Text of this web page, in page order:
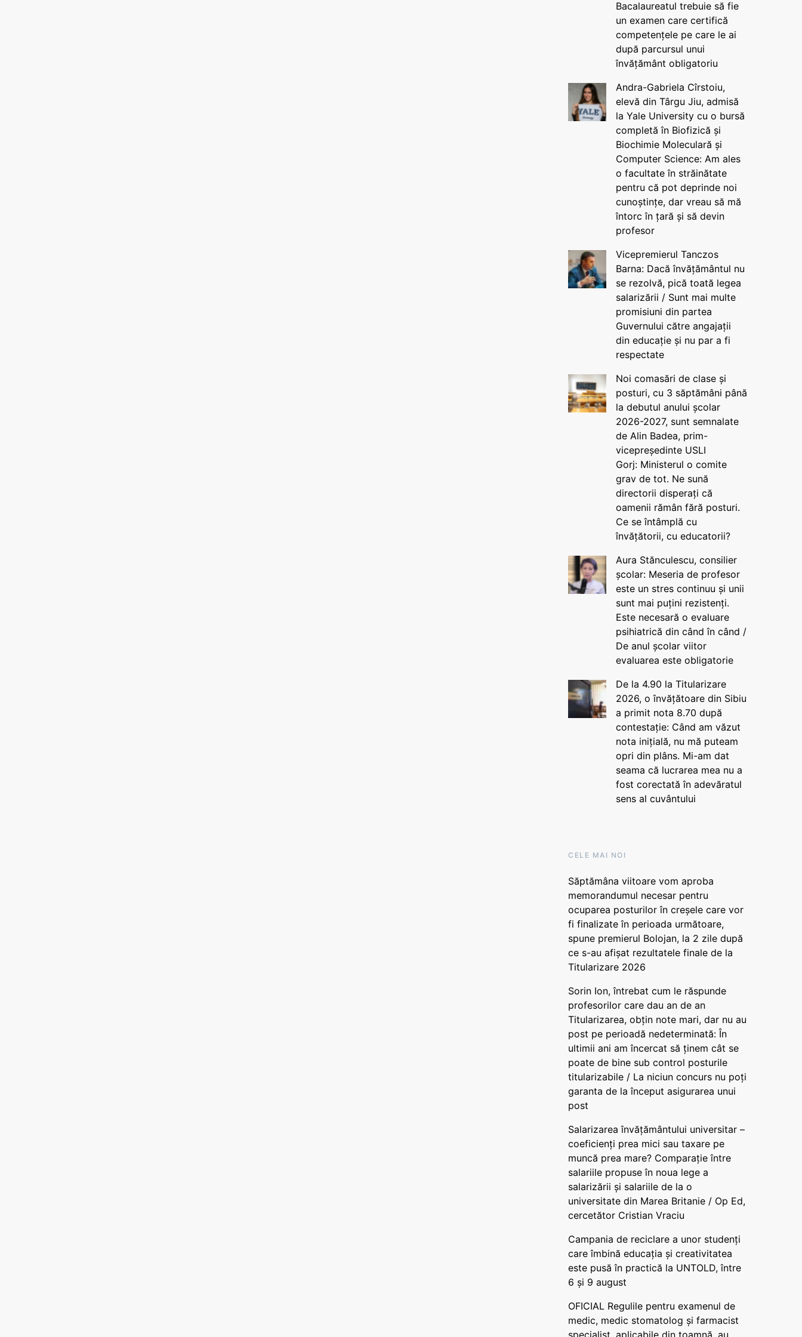
Bacalaureatul trebuie să fie
un examen care certifică
competențele pe care le ai
după parcursul unui
învățământ obligatoriu
Andra-Gabriela Cîrstoiu,
elevă din Târgu Jiu, admisă
la Yale University cu o bursă
completă în Biofizică și
Biochimie Moleculară și
Computer Science: Am ales
o facultate în străinătate
pentru că pot deprinde noi
cunoștințe, dar vreau să mă
întorc în țară și să devin
profesor
Vicepremierul Tanczos
Barna: Dacă învățământul nu
se rezolvă, pică toată legea
salarizării / Sunt mai multe
promisiuni din partea
Guvernului către angajații
din educație și nu par a fi
respectate
Noi comasări de clase și
posturi, cu 3 săptămâni până
la debutul anului școlar
2026-2027, sunt semnalate
de Alin Badea, prim-
vicepreședinte USLI
Gorj: Ministerul o comite
grav de tot. Ne sună
directorii disperați că
oamenii rămân fără posturi.
Ce se întâmplă cu
învățătorii, cu educatorii?
Aura Stănculescu, consilier
școlar: Meseria de profesor
este un stres continuu și unii
sunt mai puțini rezistenți.
Este necesară o evaluare
psihiatrică din când în când /
De anul școlar viitor
evaluarea este obligatorie
De la 4.90 la Titularizare
2026, o învățătoare din Sibiu
a primit nota 8.70 după
contestație: Când am văzut
nota inițială, nu mă puteam
opri din plâns. Mi-am dat
seama că lucrarea mea nu a
fost corectată în adevăratul
sens al cuvântului
CELE MAI NOI
Săptămâna viitoare vom aproba
memorandumul necesar pentru
ocuparea posturilor în creșele care vor
fi finalizate în perioada următoare,
spune premierul Bolojan, la 2 zile după
ce s-au afișat rezultatele finale de la
Titularizare 2026
Sorin Ion, întrebat cum le răspunde
profesorilor care dau an de an
Titularizarea, obțin note mari, dar nu au
post pe perioadă nedeterminată: În
ultimii ani am încercat să ținem cât se
poate de bine sub control posturile
titularizabile / La niciun concurs nu poți
garanta de la început asigurarea unui
post
Salarizarea învățământului universitar –
coeficienți prea mici sau taxare pe
muncă prea mare? Comparație între
salariile propuse în noua lege a
salarizării și salariile de la o
universitate din Marea Britanie / Op Ed,
cercetător Cristian Vraciu
Campania de reciclare a unor studenți
care îmbină educația și creativitatea
este pusă în practică la UNTOLD, între
6 și 9 august
OFICIAL Regulile pentru examenul de
medic, medic stomatolog și farmacist
specialist, aplicabile din toamnă, au